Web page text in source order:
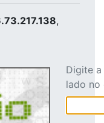
,
Digite
lado no